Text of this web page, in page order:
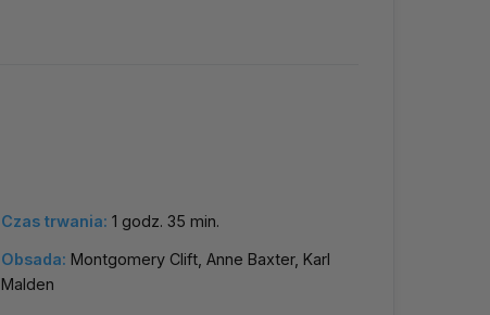
Czas trwania: 1 godz. 35 min.
Obsada: Montgomery Clift, Anne Baxter, Karl
Malden